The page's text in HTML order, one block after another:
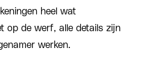
heel wat
op de werf, alle details zijn
werken.